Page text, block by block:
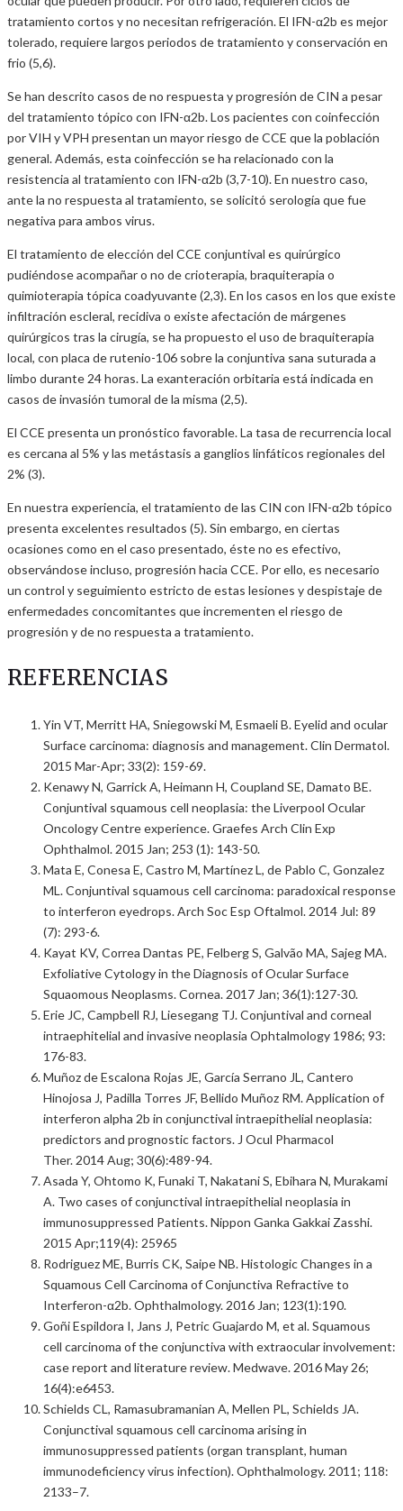
tratamiento cortos y no necesitan refrigeración. El IFN-α2b es mejor
tolerado, requiere largos periodos de tratamiento y conservación en
frio (5,6).
Se han descrito casos de no respuesta y progresión de CIN a pesar
del tratamiento tópico con IFN-α2b. Los pacientes con coinfección
por VIH y VPH presentan un mayor riesgo de CCE que la población
general. Además, esta coinfección se ha relacionado con la
resistencia al tratamiento con IFN-α2b (3,7-10). En nuestro caso,
ante la no respuesta al tratamiento, se solicitó serología que fue
negativa para ambos virus.
El tratamiento de elección del CCE conjuntival es quirúrgico
pudiéndose acompañar o no de crioterapia, braquiterapia o
quimioterapia tópica coadyuvante (2,3). En los casos en los que existe
infiltración escleral, recidiva o existe afectación de márgenes
quirúrgicos tras la cirugía, se ha propuesto el uso de braquiterapia
local, con placa de rutenio-106 sobre la conjuntiva sana suturada a
limbo durante 24 horas. La exanteración orbitaria está indicada en
casos de invasión tumoral de la misma (2,5).
El CCE presenta un pronóstico favorable. La tasa de recurrencia local
es cercana al 5% y las metástasis a ganglios linfáticos regionales del
2% (3).
En nuestra experiencia, el tratamiento de las CIN con IFN-α2b tópico
presenta excelentes resultados (5). Sin embargo, en ciertas
ocasiones como en el caso presentado, éste no es efectivo,
observándose incluso, progresión hacia CCE. Por ello, es necesario
un control y seguimiento estricto de estas lesiones y despistaje de
enfermedades concomitantes que incrementen el riesgo de
progresión y de no respuesta a tratamiento.
REFERENCIAS
Yin VT, Merritt HA, Sniegowski M, Esmaeli B. Eyelid and ocular
Surface carcinoma: diagnosis and management. Clin Dermatol.
2015 Mar-Apr; 33(2): 159-69.
Kenawy N, Garrick A, Heimann H, Coupland SE, Damato BE.
Conjuntival squamous cell neoplasia: the Liverpool Ocular
Oncology Centre experience. Graefes Arch Clin Exp
Ophthalmol. 2015 Jan; 253 (1): 143-50.
Mata E, Conesa E, Castro M, Martínez L, de Pablo C, Gonzalez
ML. Conjuntival squamous cell carcinoma: paradoxical response
to interferon eyedrops. Arch Soc Esp Oftalmol. 2014 Jul: 89
(7): 293-6.
Kayat KV, Correa Dantas PE, Felberg S, Galvão MA, Sajeg MA.
Exfoliative Cytology in the Diagnosis of Ocular Surface
Squaomous Neoplasms. Cornea. 2017 Jan; 36(1):127-30.
Erie JC, Campbell RJ, Liesegang TJ. Conjuntival and corneal
intraephitelial and invasive neoplasia Ophtalmology 1986; 93:
176-83.
Muñoz de Escalona Rojas JE, García Serrano JL, Cantero
Hinojosa J, Padilla Torres JF, Bellido Muñoz RM. Application of
interferon alpha 2b in conjunctival intraepithelial neoplasia:
predictors and prognostic factors. J Ocul Pharmacol
Ther. 2014 Aug; 30(6):489-94.
Asada Y, Ohtomo K, Funaki T, Nakatani S, Ebihara N, Murakami
A. Two cases of conjunctival intraepithelial neoplasia in
immunosuppressed Patients. Nippon Ganka Gakkai Zasshi.
2015 Apr;119(4): 25965
Rodriguez ME, Burris CK, Saipe NB. Histologic Changes in a
Squamous Cell Carcinoma of Conjunctiva Refractive to
Interferon-α2b. Ophthalmology. 2016 Jan; 123(1):190.
Goñi Espildora I, Jans J, Petric Guajardo M, et al. Squamous
cell carcinoma of the conjunctiva with extraocular involvement:
case report and literature review. Medwave. 2016 May 26;
16(4):e6453.
Schields CL, Ramasubramanian A, Mellen PL, Schields JA.
Conjunctival squamous cell carcinoma arising in
immunosuppressed patients (organ transplant, human
immunodeficiency virus infection). Ophthalmology. 2011; 118:
2133–7.